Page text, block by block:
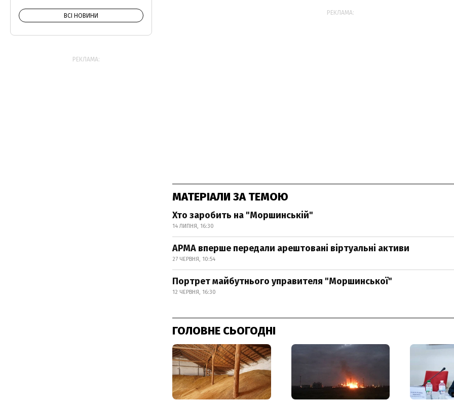
РЕКЛАМА:
МАТЕРІАЛИ ЗА ТЕМОЮ
Хто заробить на "Моршинській"
14 ЛИПНЯ, 16:30
АРМА вперше передали арештовані віртуальні активи
27 ЧЕРВНЯ, 10:54
Портрет майбутнього управителя "Моршинської"
12 ЧЕРВНЯ, 16:30
ГОЛОВНЕ СЬОГОДНІ
ВСІ НОВИНИ
РЕКЛАМА: